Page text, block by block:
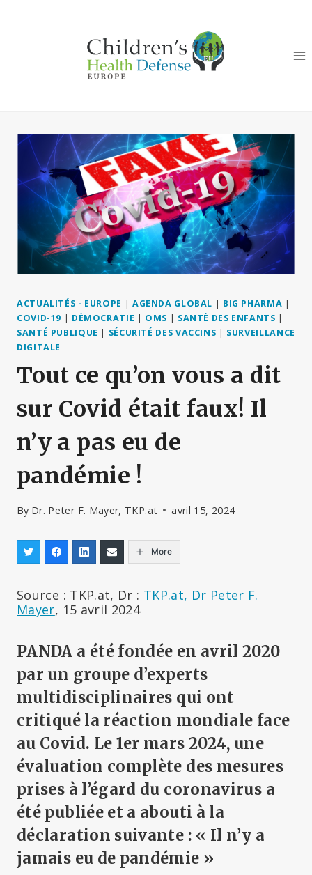
ACTUALITÉS - EUROPE | AGENDA GLOBAL | BIG PHARMA |
COVID-19 | DÉMOCRATIE | OMS | SANTÉ DES ENFANTS |
SANTÉ PUBLIQUE | SÉCURITÉ DES VACCINS | SURVEILLANCE
DIGITALE
Tout ce qu’on vous a dit
sur Covid était faux! Il
n’y a pas eu de
pandémie !
By Dr. Peter F. Mayer, TKP.at avril 15, 2024
More
Source : TKP.at, Dr : TKP.at, Dr Peter F.
Mayer, 15 avril 2024
PANDA a été fondée en avril 2020
par un groupe d’experts
multidisciplinaires qui ont
critiqué la réaction mondiale face
au Covid. Le 1er mars 2024, une
évaluation complète des mesures
prises à l’égard du coronavirus a
été publiée et a abouti à la
déclaration suivante : « Il n’y a
jamais eu de pandémie »